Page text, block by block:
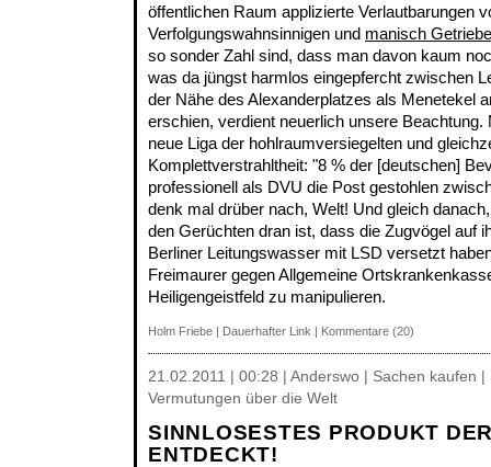
öffentlichen Raum applizierte Verlautbarungen
Verfolgungswahnsinnigen und manisch
so sonder Zahl sind, dass man davon kaum
was da jüngst harmlos eingepfercht zwischen
der Nähe des Alexanderplatzes als Menetekel
erschien, verdient neuerlich unsere Beachtung.
neue Liga der hohlraumversiegelten und
Komplettverstrahltheit: "8 % der [deutschen]
professionell als DVU die Post gestohlen
denk mal drüber nach, Welt! Und gleich
den Gerüchten dran ist, dass die Zugvögel auf
Berliner Leitungswasser mit LSD versetzt
Freimaurer gegen Allgemeine
Heiligengeistfeld zu manipulieren.
Holm Friebe | Dauerhafter Link | Kommentare (20)
21.02.2011 | 00:28 | Anderswo | Sachen kaufen
Vermutungen über die Welt
SINNLOSESTES PRODUKT
ENTDECKT!